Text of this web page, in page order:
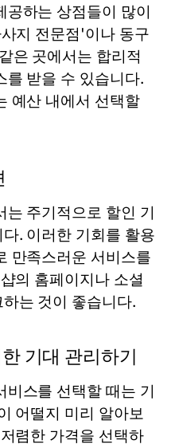
공하는 상점들이 많이
지 전문점'이나 동구
은 곳에서는 합리적
를 받을 수 있습니다.
예산 내에서 선택할
는 주기적으로 할인 기
. 이러한 기회를 활용
만족스러운 서비스를
의 홈페이지나 소셜
는 것이 좋습니다.
기대 관리하기
비스를 선택할 때는 기
어떨지 미리 알아보
렴한 가격을 선택하